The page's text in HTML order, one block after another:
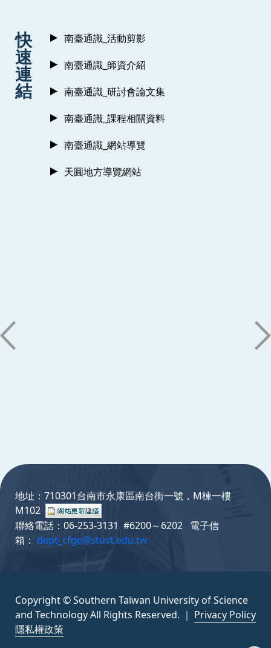
快
速
連
結
南臺通識_活動剪影
南臺通識_師資介紹
南臺通識_研討會論文集
南臺通識_課程相關資料
南臺通識_網站導覽
天圓地方導覽網站
地址：710301台南市永康區南台街一號，M棟一樓
M102
聯絡電話：06-253-3131 #6200～6202 電子信
箱： dept_cfge@stust.edu.tw
Copyright © Southern Taiwan University of Science
and Technology All Rights Reserved. ｜ Privacy Policy
隱私權政策